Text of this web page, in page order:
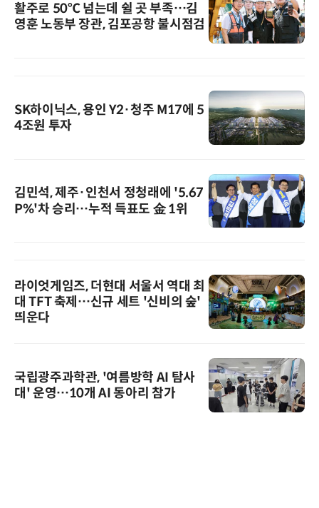
활주로 50℃ 넘는데 쉴 곳 부족…김
영훈 노동부 장관, 김포공항 불시점검
SK하이닉스, 용인 Y2·청주 M17에 5
4조원 투자
김민석, 제주·인천서 정청래에 '5.67
P%'차 승리…누적 득표도 金 1위
라이엇게임즈, 더현대 서울서 역대 최
대 TFT 축제…신규 세트 '신비의 숲'
띄운다
국립광주과학관, '여름방학 AI 탐사
대' 운영…10개 AI 동아리 참가